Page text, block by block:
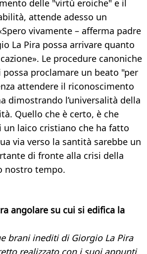
delle "virtù eroiche" e il
attende adesso un
vivamente – afferma padre
La Pira possa arrivare quanto
Le procedure canoniche
possa proclamare un beato "per
attendere il riconoscimento
dimostrando l’universalità della
Quello che è certo, è che
un laico cristiano che ha fatto
via verso la santità sarebbe un
di fronte alla crisi della
nostro tempo.
angolare su cui si edifica la
brani inediti di Giorgio La Pira
realizzato con i suoi appunti